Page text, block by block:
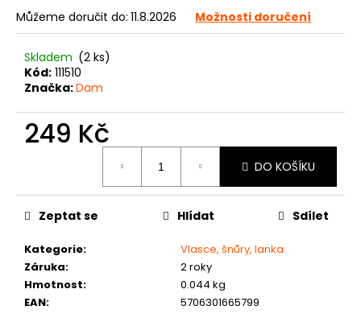
Můžeme doručit do: 11.8.2026 Možnosti doručení
Skladem (2 ks)
Kód: 111510
Značka:Dam
249 Kč
DO KOŠÍKU
Kategorie:
Vlasce, šnůry, lanka
Záruka:
2 roky
Hmotnost:
0.044 kg
EAN:
5706301665799
Zeptat se Hlídat Sdílet